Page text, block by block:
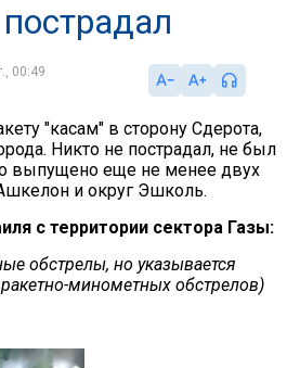
00:49
"касам" в сторону Сдерота,
Никто не пострадал, не был
выпущено еще не менее двух
и округ Эшколь.
с территории сектора Газы:
обстрелы, но указывается
минометных обстрелов)